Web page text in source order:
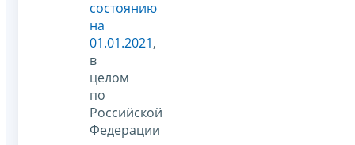
состоянию
на
01.01.2021,
в
целом
по
Российской
Федерации